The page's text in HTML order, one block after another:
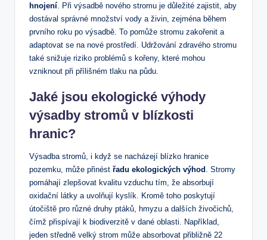
hnojení . Při výsadbě nového stromu je důležité zajistit, aby
dostával správné množství vody a živin, zejména během
prvního roku po výsadbě. To pomůže stromu zakořenit a
adaptovat se na nové prostředí. Udržování zdravého stromu
také snižuje riziko problémů s kořeny, které mohou
vzniknout při přílišném tlaku na půdu.
Jaké jsou ekologické výhody
výsadby stromů v blízkosti
hranic?
Výsadba stromů, i když se nacházejí blízko hranice
pozemku, může přinést řadu ekologických výhod . Stromy
pomáhají zlepšovat kvalitu vzduchu tím, že absorbují
oxidační látky a uvolňují kyslík. Kromě toho poskytují
útočiště pro různé druhy ptáků, hmyzu a dalších živočichů,
čímž přispívají k biodiverzitě v dané oblasti. Například,
jeden středně velký strom může absorbovat přibližně 22